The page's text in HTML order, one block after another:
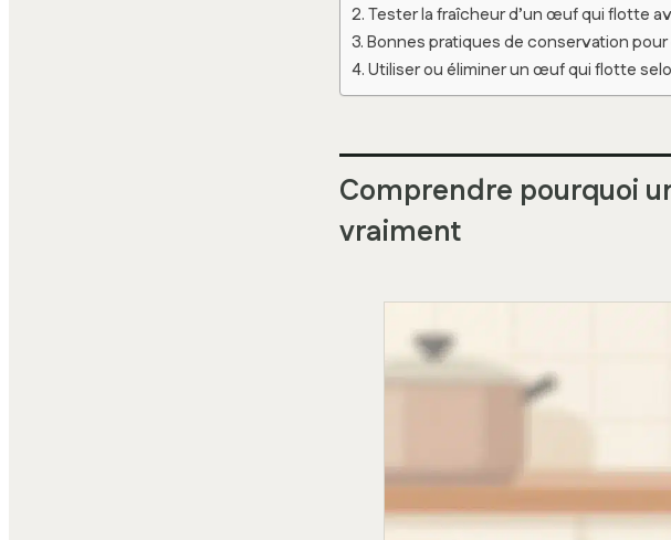
Tester la fraîcheur d’un œuf qui flotte
Bonnes pratiques de conservation
Utiliser ou éliminer un œuf qui flotte
Comprendre pourquoi
vraiment